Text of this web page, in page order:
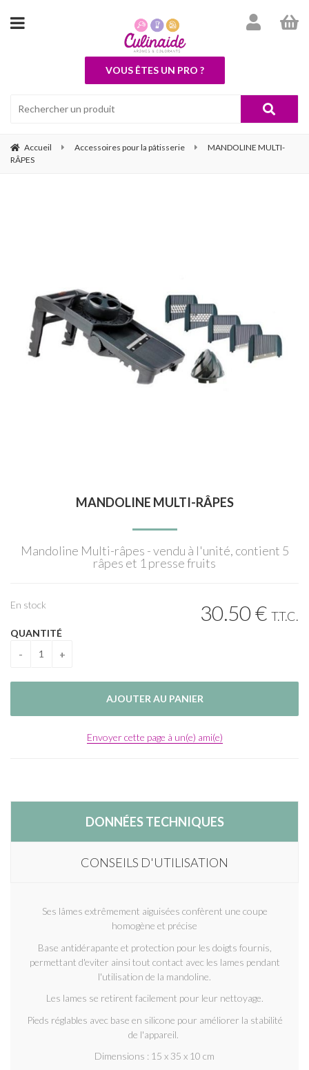
VOUS ÊTES UN PRO ?
Accueil Accessoires pour la pâtisserie
MANDOLINE MULTI-
RÂPES
MANDOLINE MULTI-RÂPES
Mandoline Multi-râpes - vendu à l'unité, contient 5
râpes et 1 presse fruits
30.50€ T.T.C.
En stock
QUANTITÉ
Envoyer cette page à un(e) ami(e)
DONNÉES TECHNIQUES
CONSEILS D'UTILISATION
Ses lâmes extrêmement aiguisées confèrent une coupe
homogène et précise
Base antidérapante et protection pour les doigts fournis,
permettant d'eviter ainsi tout contact avec les lames pendant
l'utilisation de la mandoline.
Les lames se retirent facilement pour leur nettoyage.
Pieds réglables avec base en silicone pour améliorer la stabilité
de l'appareil.
Dimensions : 15 x 35 x 10 cm